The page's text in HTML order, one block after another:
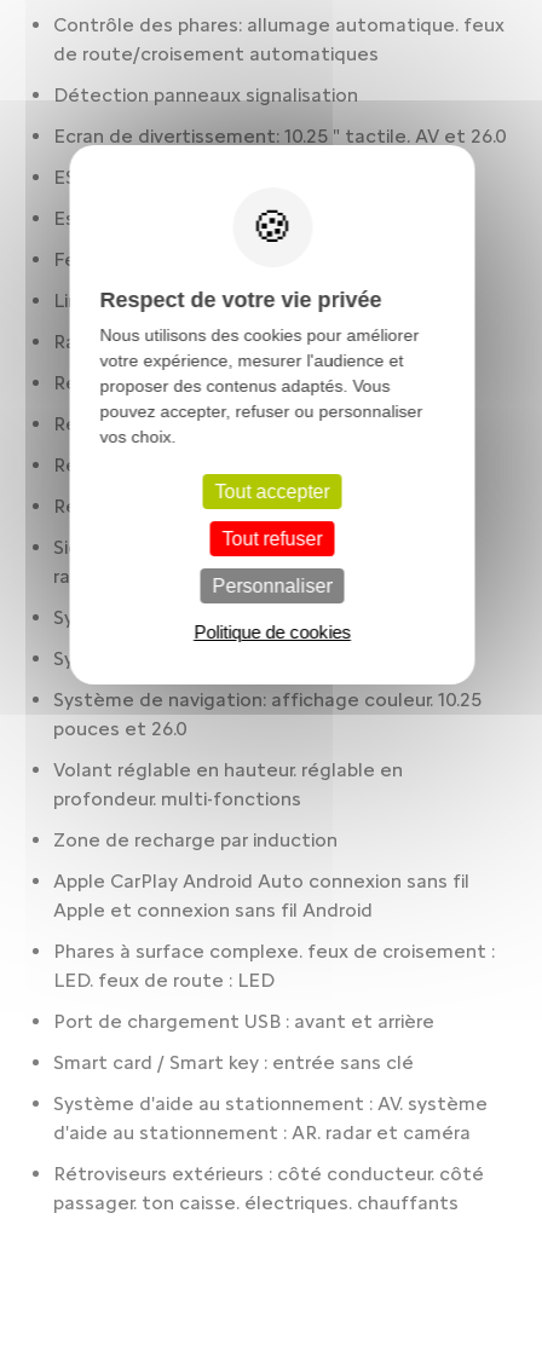
Contrôle des phares: allumage automatique. feux
de route/croisement automatiques
Détection panneaux signalisation
Ecran de divertissement: 10.25 " tactile. AV et 26.0
ESP
Essuie-glaces à capteur de pluie
Feux à LED
Limiteur de vitesse
Rails de toit noirs
Récupération d'énergie au freinage
Régulateur de vitesse
Réservoir principal
Rétroviseurs rabattables électriquement
Sièges AR : banquette fractionnée. 3 places.
rabattables : 2/3-1/3
Synthèse/reconnaissance vocale
Système anti collision
Système de navigation: affichage couleur. 10.25
pouces et 26.0
Volant réglable en hauteur. réglable en
profondeur. multi-fonctions
Zone de recharge par induction
Apple CarPlay Android Auto connexion sans fil
Apple et connexion sans fil Android
Phares à surface complexe. feux de croisement :
LED. feux de route : LED
Port de chargement USB : avant et arrière
Smart card / Smart key : entrée sans clé
Système d'aide au stationnement : AV. système
d'aide au stationnement : AR. radar et caméra
Rétroviseurs extérieurs : côté conducteur. côté
passager. ton caisse. électriques. chauffants
Respect de votre vie privée
Nous utilisons des cookies pour améliorer
votre expérience, mesurer l'audience et
proposer des contenus adaptés. Vous
pouvez accepter, refuser ou personnaliser
vos choix.
Tout accepter
Tout refuser
Personnaliser
Politique de cookies